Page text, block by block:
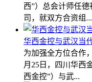
西”）总会计师任
司，就双方合资组...
华西金控与武汉当
为加强全方位合作
月25日，四川华西
西金控”）与武...